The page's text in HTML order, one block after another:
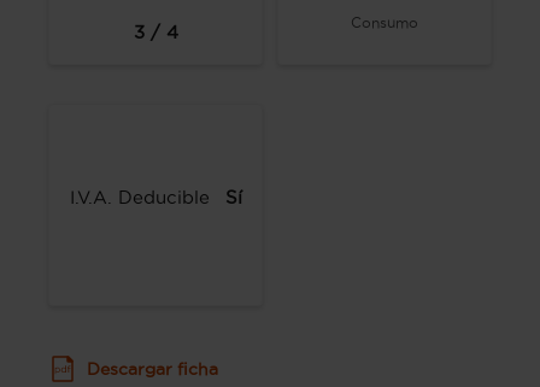
3 / 4 Consumo
I.V.A. Deducible Sí
Descargar ficha